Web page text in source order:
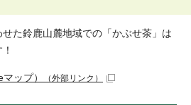
た鈴鹿山麓地域での「かぶせ茶」は
ップ） （外部リンク）